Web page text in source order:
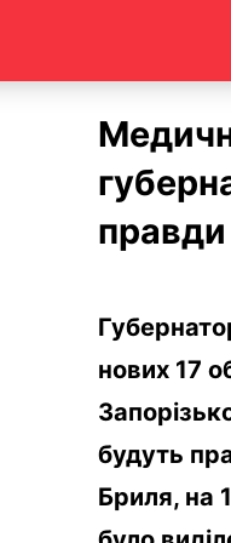
правди
нових 17
будуть
Бриля, на